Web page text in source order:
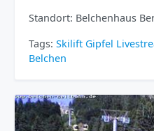
Standort: Belchenhaus
Tags: Skilift Gipfel
Belchen